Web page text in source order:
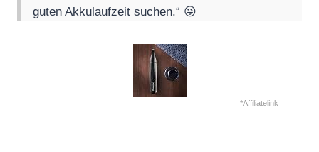
guten Akkulaufzeit suchen.“ 😜
*Affiliatelink